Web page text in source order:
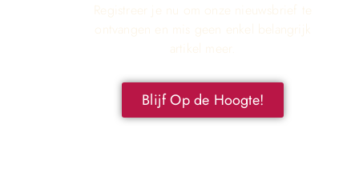
Registreer je nu om onze nieuwsbrief te
ontvangen en mis geen enkel belangrijk
artikel meer.
Blijf Op de Hoogte!